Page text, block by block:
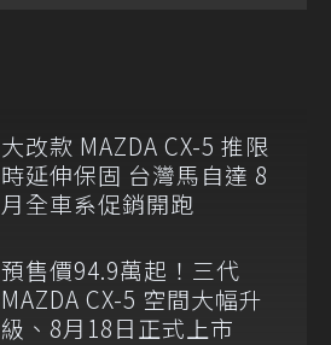
大改款 MAZDA CX-5 推限
時延伸保固 台灣馬自達 8
月全車系促銷開跑
預售價94.9萬起！三代
MAZDA CX-5 空間大幅升
級、8月18日正式上市